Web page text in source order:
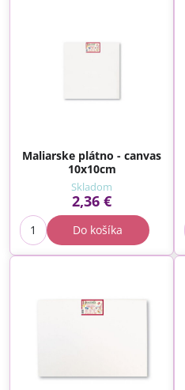
Maliarske plátno - canvas
10x10cm
Skladom
2,36 €
Do košíka